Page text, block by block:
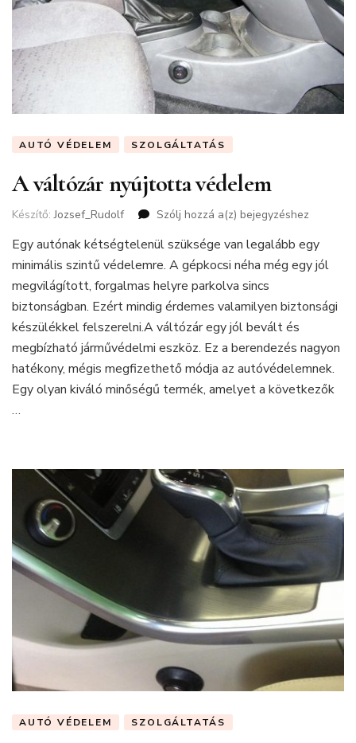
AUTÓ VÉDELEM SZOLGÁLTATÁS
A váltózár nyújtotta védelem
Készítő:Jozsef_Rudolf Szólj hozzá a(z) A
nyújtotta
védelem
bejegyzéshez
Egy autónak kétségtelenül szüksége van legalább egy
minimális szintű védelemre. A gépkocsi néha még egy jól
megvilágított, forgalmas helyre parkolva sincs
biztonságban. Ezért mindig érdemes valamilyen biztonsági
készülékkel felszerelni.A váltózár egy jól bevált és
megbízható járművédelmi eszköz. Ez a berendezés nagyon
hatékony, mégis megfizethető módja az autóvédelemnek.
Egy olyan kiváló minőségű termék, amelyet a következők
…
AUTÓ VÉDELEM SZOLGÁLTATÁS